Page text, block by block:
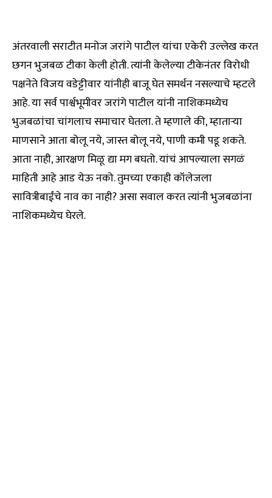
अंतरवाली सराटीत मनोज जरांगे पाटील यांचा एकेरी उल्लेख करत
छगन भुजबळ टीका केली होती. त्यांनी केलेल्या टीकेनंतर विरोधी
पक्षनेते विजय वडेट्टीवार यांनीही बाजू घेत समर्थन नसल्याचे म्हटले
आहे. या सर्व पार्श्वभूमीवर जरांगे पाटील यांनी नाशिकमध्येच
भुजबळांचा चांगलाच समाचार घेतला. ते म्हणाले की, म्हाताऱ्या
माणसाने आता बोलू नये, जास्त बोलू नये, पाणी कमी पडू शकते.
आता नाही, आरक्षण मिळू द्या मग बघतो. यांचं आपल्याला सगळं
माहिती आहे आड येऊ नको. तुमच्या एकाही कॉलेजला
सावित्रीबाईंचे नाव का नाही? असा सवाल करत त्यांनी भुजबळांना
नाशिकमध्येच घेरले.